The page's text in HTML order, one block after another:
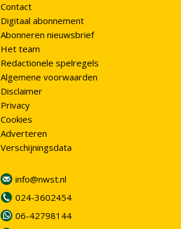
Contact
Digitaal abonnement
Abonneren nieuwsbrief
Het team
Redactionele spelregels
Algemene voorwaarden
Disclaimer
Privacy
Cookies
Adverteren
Verschijningsdata
info@nwst.nl
024-3602454
06-42798144